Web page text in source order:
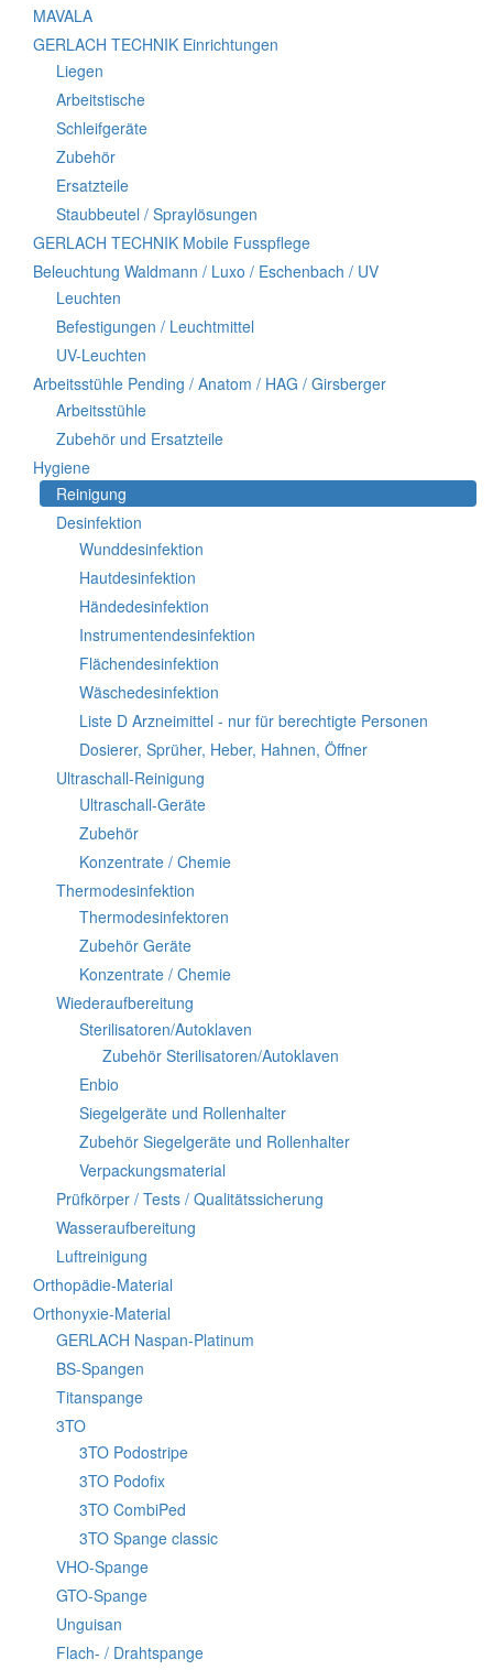
MAVALA
GERLACH TECHNIK Einrichtungen
Liegen
Arbeitstische
Schleifgeräte
Zubehör
Ersatzteile
Staubbeutel / Spraylösungen
GERLACH TECHNIK Mobile Fusspflege
Beleuchtung Waldmann / Luxo / Eschenbach / UV
Leuchten
Befestigungen / Leuchtmittel
UV-Leuchten
Arbeitsstühle Pending / Anatom / HAG / Girsberger
Arbeitsstühle
Zubehör und Ersatzteile
Hygiene
Reinigung
Desinfektion
Wunddesinfektion
Hautdesinfektion
Händedesinfektion
Instrumentendesinfektion
Flächendesinfektion
Wäschedesinfektion
Liste D Arzneimittel - nur für berechtigte Personen
Dosierer, Sprüher, Heber, Hahnen, Öffner
Ultraschall-Reinigung
Ultraschall-Geräte
Zubehör
Konzentrate / Chemie
Thermodesinfektion
Thermodesinfektoren
Zubehör Geräte
Konzentrate / Chemie
Wiederaufbereitung
Sterilisatoren/Autoklaven
Zubehör Sterilisatoren/Autoklaven
Enbio
Siegelgeräte und Rollenhalter
Zubehör Siegelgeräte und Rollenhalter
Verpackungsmaterial
Prüfkörper / Tests / Qualitätssicherung
Wasseraufbereitung
Luftreinigung
Orthopädie-Material
Orthonyxie-Material
GERLACH Naspan-Platinum
BS-Spangen
Titanspange
3TO
3TO Podostripe
3TO Podofix
3TO CombiPed
3TO Spange classic
VHO-Spange
GTO-Spange
Unguisan
Flach- / Drahtspange